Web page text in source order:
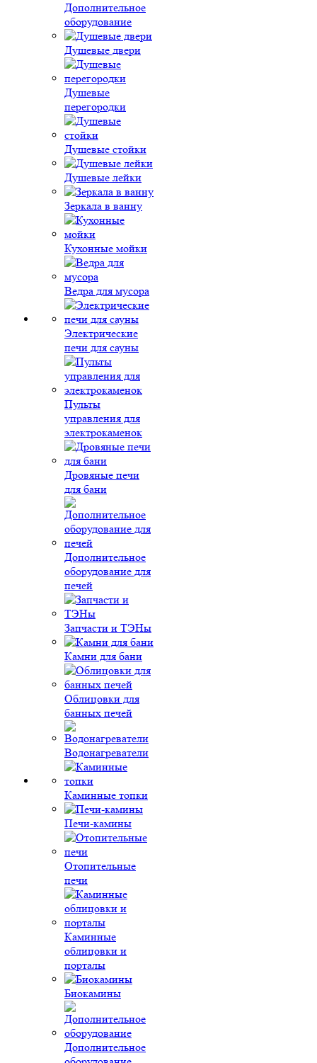
Дополнительное
оборудование
Душевые двери
Душевые
перегородки
Душевые стойки
Душевые лейки
Зеркала в ванну
Кухонные мойки
Ведра для мусора
Электрические
печи для сауны
Пульты
управления для
электрокаменок
Дровяные печи
для бани
Дополнительное
оборудование для
печей
Запчасти и ТЭНы
Камни для бани
Облицовки для
банных печей
Водонагреватели
Каминные топки
Печи-камины
Отопительные
печи
Каминные
облицовки и
порталы
Биокамины
Дополнительное